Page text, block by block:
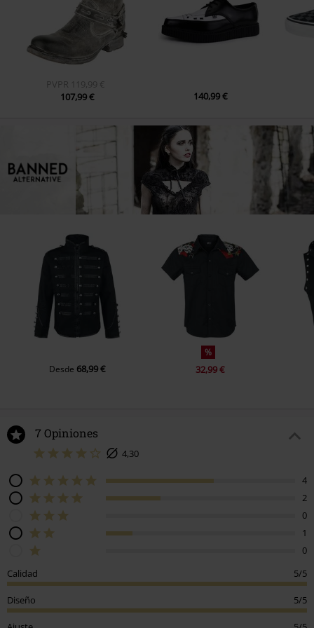
PVPR
119,99 €
107,99 €
140,99 €
Desde 68,99 €
%
32,99 €
7 Opiniones
4,30
4
2
0
1
0
Calidad
5/5
Diseño 5/5